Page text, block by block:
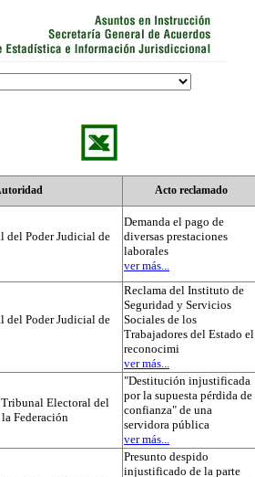
Acto reclamado
del Poder Judicial de
Demanda el pago de
diversas prestaciones
laborales
ver más...
del Poder Judicial de
Reclama del Instituto de
Seguridad y Servicios
Sociales de los
Trabajadores del Estado el
reconocimi
ver más...
Electoral del
Federación
"Destitución injustificada
por la supuesta pérdida de
confianza" de una
servidora pública
ver más...
Presunto despido
injustificado de la parte